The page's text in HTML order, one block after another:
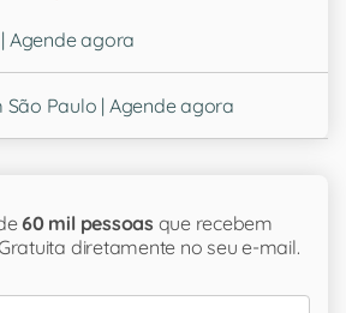
Agende agora
São Paulo | Agende agora
60 mil pessoas que recebem
diretamente no seu e-mail.